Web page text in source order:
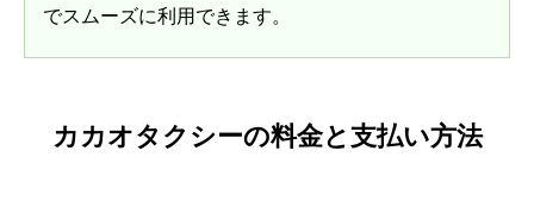
でスムーズに利用できます。
カカオタクシーの料金と支払い方法